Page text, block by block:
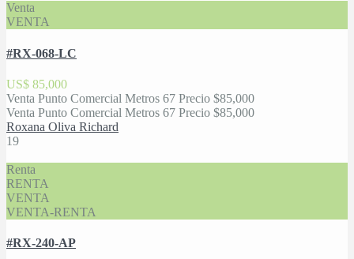
Venta
VENTA
#RX-068-LC
US$ 85,000
Venta Punto Comercial Metros 67 Precio $85,000
Venta Punto Comercial Metros 67 Precio $85,000
Roxana Oliva Richard
19
Renta
RENTA
VENTA
VENTA-RENTA
#RX-240-AP